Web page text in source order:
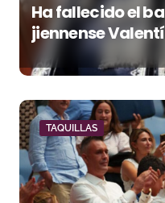
Ha fallecido el
jiennense
TAQUILLAS